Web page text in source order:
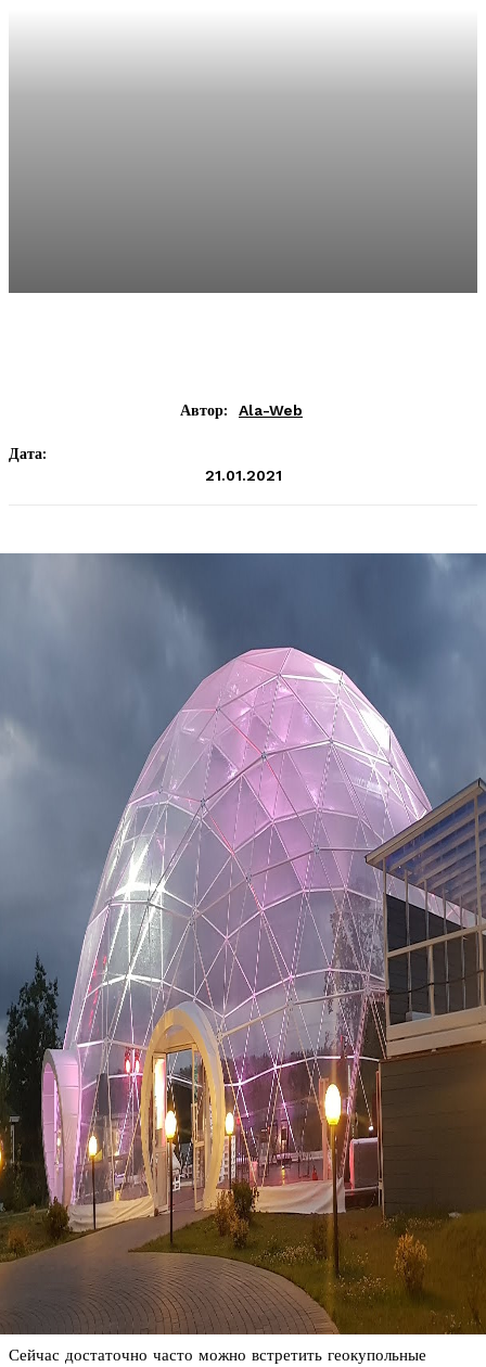
Автор: Ala-Web
Дата:
21.01.2021
Сейчас достаточно часто можно встретить геокупольные